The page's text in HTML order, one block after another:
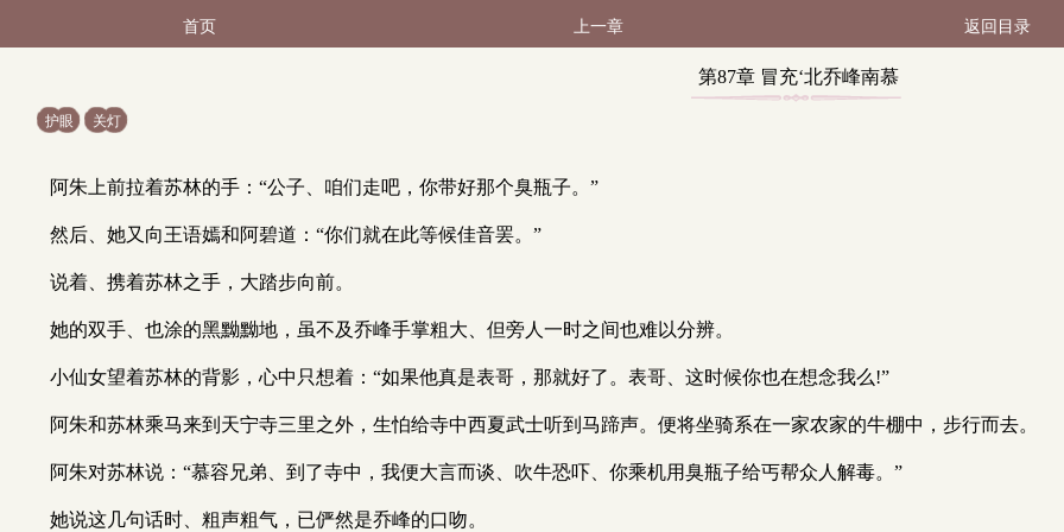
首页 上一章 返回目录
第87章 冒充‘北乔峰南慕
护眼 关灯
阿朱上前拉着苏林的手：“公子、咱们走吧，你带好那个臭瓶子。”
然后、她又向王语嫣和阿碧道：“你们就在此等候佳音罢。”
说着、携着苏林之手，大踏步向前。
她的双手、也涂的黑黝黝地，虽不及乔峰手掌粗大、但旁人一时之间也难以分辨。
小仙女望着苏林的背影，心中只想着：“如果他真是表哥，那就好了。表哥、这时候你也在想念我么!”
阿朱和苏林乘马来到天宁寺三里之外，生怕给寺中西夏武士听到马蹄声。便将坐骑系在一家农家的牛棚中，步行而去。
阿朱对苏林说：“慕容兄弟、到了寺中，我便大言而谈、吹牛恐吓、你乘机用臭瓶子给丐帮众人解毒。”
她说这几句话时、粗声粗气，已俨然是乔峰的口吻。